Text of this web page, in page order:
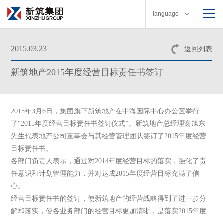
language
返回列表
2015.03.23
新筑地产2015年度经营目标责任书签订
2015年3月6 日 ，集团旗下新筑地产在中海国际中心办公区举行
了“2015年度经营目标责任书签订仪式”。新筑地产总经理谢旭东
先生代表地产公司董事会与其经营管理团队签订了2015年度经营
目标责任书。
各部门负责人表示，通过对2014年度经营目标的落实，强化了责
任意识和计划管理能力，并对达成2015年度经营目标充满了信
心。
经营目标责任书的签订，使新筑地产的经营战略得到了进一步分
解和落实，使各业务部门的经营目标更加清晰，是落实2015年度